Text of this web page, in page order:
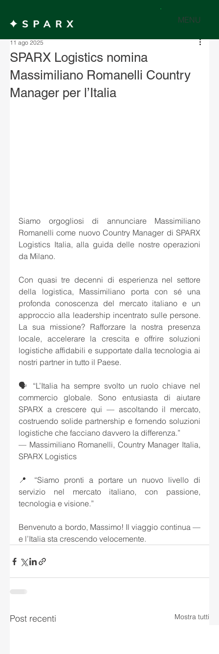
MENU
SPARX Logistics nomina
Massimiliano Romanelli Country
Manager per l’Italia
11 ago 2025
Siamo orgogliosi di annunciare Massimiliano
Romanelli come nuovo Country Manager di SPARX
Logistics Italia, alla guida delle nostre operazioni
da Milano.
Con quasi tre decenni di esperienza nel settore
della logistica, Massimiliano porta con sé una
profonda conoscenza del mercato italiano e un
approccio alla leadership incentrato sulle persone.
La sua missione? Rafforzare la nostra presenza
locale, accelerare la crescita e offrire soluzioni
logistiche affidabili e supportate dalla tecnologia ai
nostri partner in tutto il Paese.
🗣️ “L’Italia ha sempre svolto un ruolo chiave nel
commercio globale. Sono entusiasta di aiutare
SPARX a crescere qui — ascoltando il mercato,
costruendo solide partnership e fornendo soluzioni
logistiche che facciano davvero la differenza.”
— Massimiliano Romanelli, Country Manager Italia,
SPARX Logistics
📍 “Siamo pronti a portare un nuovo livello di
servizio nel mercato italiano, con passione,
tecnologia e visione.”
Benvenuto a bordo, Massimo! Il viaggio continua —
e l’Italia sta crescendo velocemente.
Post recenti Mostra tutti